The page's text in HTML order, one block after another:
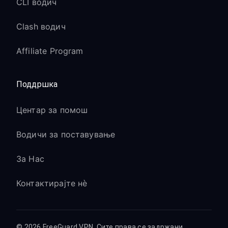
CLI водич
Clash водич
Affiliate Program
Поддршка
Центар за помош
Водичи за поставување
За Нас
Контактирајте нè